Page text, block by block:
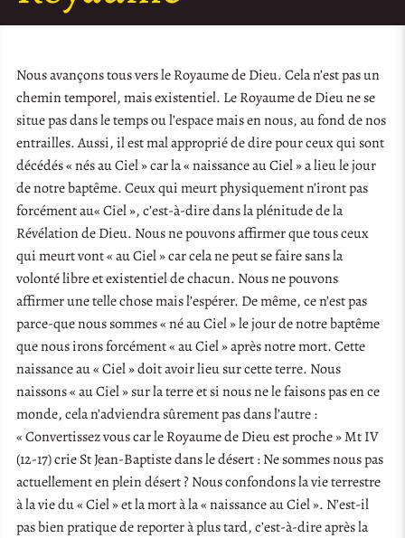
Nous avançons tous vers le Royaume de Dieu. Cela n’est pas un
chemin temporel, mais existentiel. Le Royaume de Dieu ne se
situe pas dans le temps ou l’espace mais en nous, au fond de nos
entrailles. Aussi, il est mal approprié de dire pour ceux qui sont
décédés « nés au Ciel » car la « naissance au Ciel » a lieu le jour
de notre baptême. Ceux qui meurt physiquement n’iront pas
forcément au« Ciel », c’est-à-dire dans la plénitude de la
Révélation de Dieu. Nous ne pouvons affirmer que tous ceux
qui meurt vont « au Ciel » car cela ne peut se faire sans la
volonté libre et existentiel de chacun. Nous ne pouvons
affirmer une telle chose mais l’espérer. De même, ce n’est pas
parce-que nous sommes « né au Ciel » le jour de notre baptême
que nous irons forcément « au Ciel » après notre mort. Cette
naissance au « Ciel » doit avoir lieu sur cette terre. Nous
naissons « au Ciel » sur la terre et si nous ne le faisons pas en ce
monde, cela n’adviendra sûrement pas dans l’autre :
« Convertissez vous car le Royaume de Dieu est proche » Mt IV
(12-17) crie St Jean-Baptiste dans le désert : Ne sommes nous pas
actuellement en plein désert ? Nous confondons la vie terrestre
à la vie du « Ciel » et la mort à la « naissance au Ciel ». N’est-il
pas bien pratique de reporter à plus tard, c’est-à-dire après la